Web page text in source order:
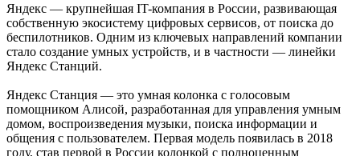
Яндекс — крупнейшая IT-компания в России, развивающая
собственную экосистему цифровых сервисов, от поиска до
беспилотников. Одним из ключевых направлений компании
стало создание умных устройств, и в частности — линейки
Яндекс Станций.
Яндекс Станция — это умная колонка с голосовым
помощником Алисой, разработанная для управления умным
домом, воспроизведения музыки, поиска информации и
общения с пользователем. Первая модель появилась в 2018
году, став первой в России колонкой с полноценным